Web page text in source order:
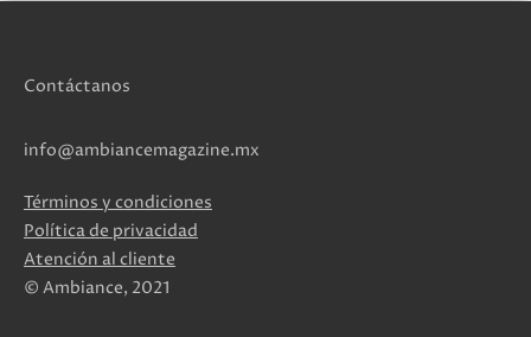
Contáctanos
info@ambiancemagazine.mx
Términos y condiciones
Política de privacidad
Atención al cliente
© Ambiance, 2021